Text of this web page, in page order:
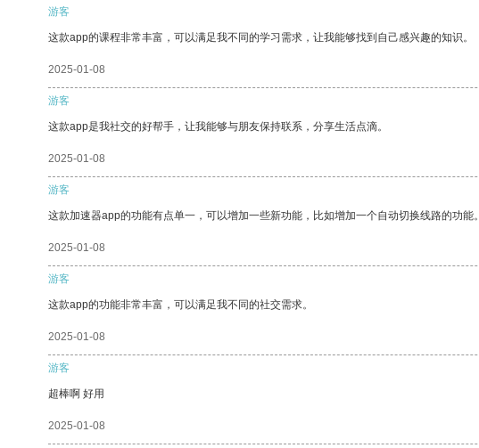
游客
这款app的课程非常丰富，可以满足我不同的学习需求，让我能够找到自己感兴趣的知识。
2025-01-08
游客
这款app是我社交的好帮手，让我能够与朋友保持联系，分享生活点滴。
2025-01-08
游客
这款加速器app的功能有点单一，可以增加一些新功能，比如增加一个自动切换线路的功能。
2025-01-08
游客
这款app的功能非常丰富，可以满足我不同的社交需求。
2025-01-08
游客
超棒啊 好用
2025-01-08